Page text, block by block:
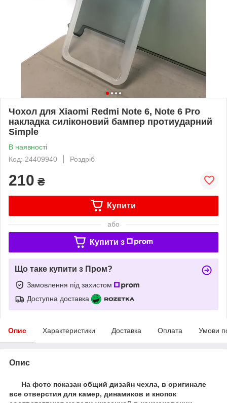
Чохол для Xiaomi Redmi Note 6, Note 6 Pro
накладка силіконовий бампер протиударний
Simple
В наявності
Код: 24409940
Роздріб
210 ₴
Купити
або
Купити з
Що таке купити з Пром?
Замовлення під захистом
Доступна доставка
Опис Характеристики Доставка Оплата Умови
Опис
На фото показан общий дизайн чехла, в оригинале
все отверстия для камер, динамиков и кнопок